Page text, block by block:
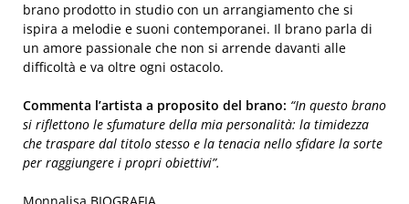
brano prodotto in studio con un arrangiamento che si
ispira a melodie e suoni contemporanei. Il brano parla di
un amore passionale che non si arrende davanti alle
difficoltà e va oltre ogni ostacolo.
Commenta l’artista a proposito del brano: “In questo brano
si riflettono le sfumature della mia personalità: la timidezza
che traspare dal titolo stesso e la tenacia nello sfidare la sorte
per raggiungere i propri obiettivi”.